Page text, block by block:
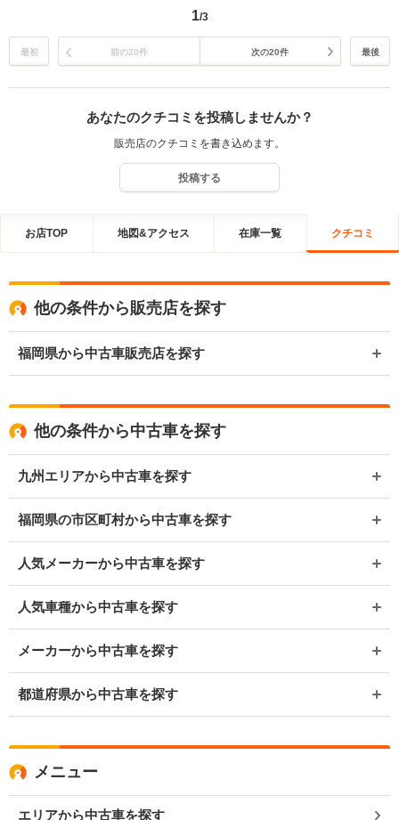
1/3
最初 前の20件 次の20件 最後
あなたのクチコミを投稿しませんか？
販売店のクチコミを書き込めます。
投稿する
お店TOP 地図&アクセス 在庫一覧 クチコミ
他の条件から販売店を探す
福岡県から中古車販売店を探す
他の条件から中古車を探す
九州エリアから中古車を探す
福岡県の市区町村から中古車を探す
人気メーカーから中古車を探す
人気車種から中古車を探す
メーカーから中古車を探す
都道府県から中古車を探す
メニュー
エリアから中古車を探す